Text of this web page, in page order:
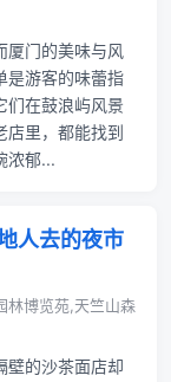
厦门的美味与风
是游客的味蕾指
们在鼓浪屿风景
店里，都能找到
浓郁...
人去的夜市
林博览苑,天竺山森
壁的沙茶面店却